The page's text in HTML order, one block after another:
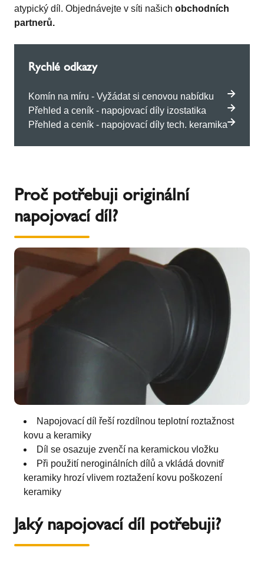
atypický díl. Objednávejte v síti našich obchodních
partnerů.
Rychlé odkazy
Komín na míru - Vyžádat si cenovou nabídku
Přehled a ceník - napojovací díly izostatika
Přehled a ceník - napojovací díly tech. keramika
Proč potřebuji originální
napojovací díl?
Napojovací díl řeší rozdílnou teplotní roztažnost
kovu a keramiky
Díl se osazuje zvenčí na keramickou vložku
Při použití neroginálních dílů a vkládá dovnitř
keramiky hrozí vlivem roztažení kovu poškození
keramiky
Jaký napojovací díl potřebuji?